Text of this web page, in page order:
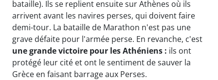
bataille). Ils se replient ensuite sur Athènes où ils
arrivent avant les navires perses, qui doivent faire
demi-tour. La bataille de Marathon n'est pas une
grave défaite pour l'armée perse. En revanche, c'est
une grande victoire pour les Athéniens : ils ont
protégé leur cité et ont le sentiment de sauver la
Grèce en faisant barrage aux Perses.